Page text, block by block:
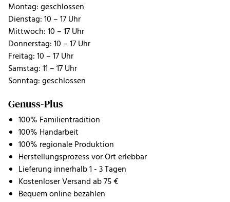
Montag: geschlossen
Dienstag: 10 – 17 Uhr
Mittwoch: 10 – 17 Uhr
Donnerstag: 10 – 17 Uhr
Freitag: 10 – 17 Uhr
Samstag: 11 – 17 Uhr
Sonntag: geschlossen
Genuss-Plus
100% Familientradition
100% Handarbeit
100% regionale Produktion
Herstellungsprozess vor Ort erlebbar
Lieferung innerhalb 1 - 3 Tagen
Kostenloser Versand ab 75 €
Bequem online bezahlen